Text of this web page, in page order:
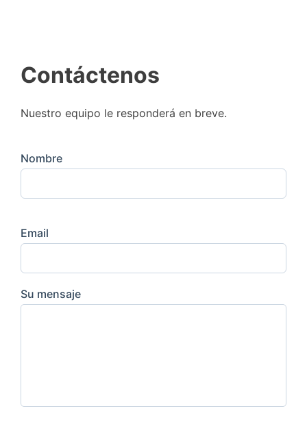
Contáctenos
Nuestro equipo le responderá en breve.
Nombre
Email
Su mensaje